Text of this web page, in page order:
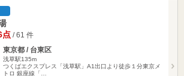
点 / 61 件
東京都 / 台東区
浅草駅135m
つくばエクスプレス「浅草駅」A1出口より徒歩１分東京メ
トロ 銀座線「…